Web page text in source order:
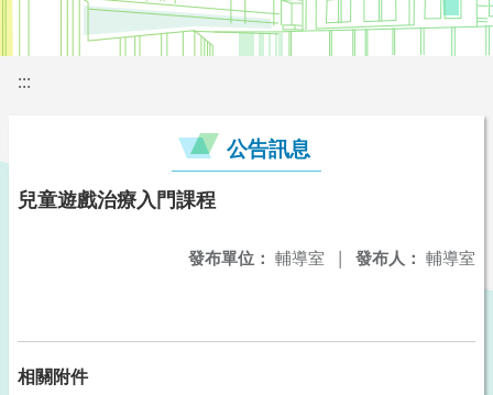
:::
公告訊息
兒童遊戲治療入門課程
發布人： 輔導室
發布單位： 輔導室 |
相關附件